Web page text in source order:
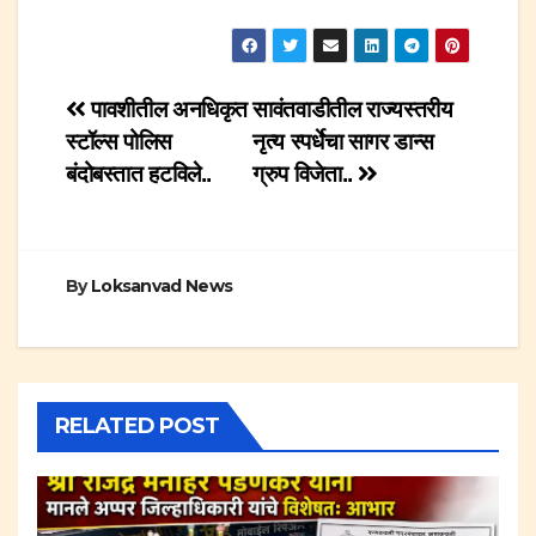
Post
navigation
सावंतवाडीतील राज्यस्तरीय
नृत्य स्पर्धेचा सागर डान्स
ग्रुप विजेता..
पावशीतील अनधिकृत
स्टॉल्स पोलिस
बंदोबस्तात हटविले..
ByLoksanvad News
RELATED POST